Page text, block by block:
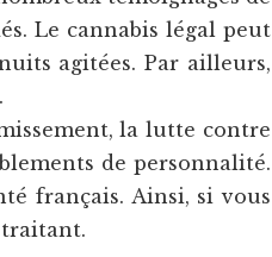
Le cannabis légal peut
agitées. Par ailleurs,
la lutte contre
de personnalité.
français. Ainsi, si vous
traitant.